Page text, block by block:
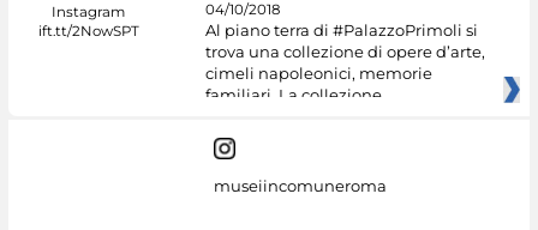
04/10/2018
Al piano terra di #PalazzoPrimoli si
trova una collezione di opere d’arte,
cimeli napoleonici, memorie
familiari. La collezione
museiincomuneroma